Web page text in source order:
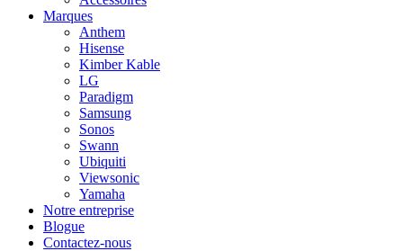
Marques
Anthem
Hisense
Kimber Kable
LG
Paradigm
Samsung
Sonos
Swann
Ubiquiti
Viewsonic
Yamaha
Notre entreprise
Blogue
Contactez-nous